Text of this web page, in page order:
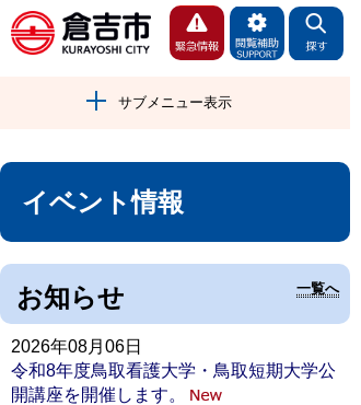
サブメニュー表示
イベント情報
お知らせ 一覧へ
2026年08月06日
令和8年度鳥取看護大学・鳥取短期大学公
開講座を開催します。